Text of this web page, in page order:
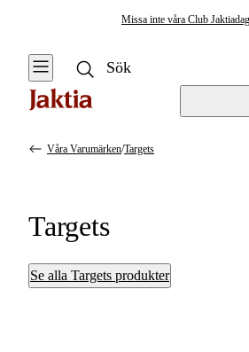
Missa inte våra Club
Våra Varumärken/Targets
Targets
Se alla Targets produkter